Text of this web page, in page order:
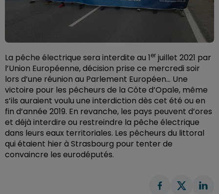
La pêche électrique sera interdite au 1er juillet 2021 par
l’Union Européenne, décision prise ce mercredi soir
lors d’une réunion au Parlement Européen… Une
victoire pour les pêcheurs de la Côte d’Opale, même
s’ils auraient voulu une interdiction dès cet été ou en
fin d’année 2019. En revanche, les pays peuvent d’ores
et déjà interdire ou restreindre la pêche électrique
dans leurs eaux territoriales. Les pêcheurs du littoral
qui étaient hier à Strasbourg pour tenter de
convaincre les eurodéputés.